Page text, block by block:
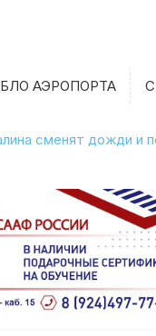
АЭРОПОРТА
сменят дожди и